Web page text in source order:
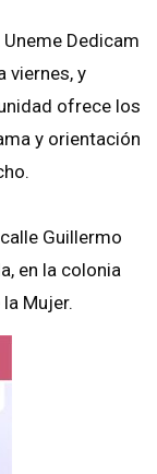
Dedicam
viernes, y
ofrece los
y orientación
Guillermo
en la colonia
Mujer.